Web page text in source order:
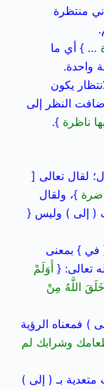
منتظرة
… } أي ما
واحدة.
يكون
النظر إلى
ناظرة }.
لقال تعالى [
}، ولقال
( إلى ) وليس {
في } بمعنى
تعالى: { أَوَلَمْ
اللَّهُ مِنْ
) فمعناه الرؤية
وشرابك لم
متعدية بـ ( إلى )